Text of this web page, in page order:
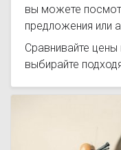
вы можете
предложения или
Сравнивайте цены
выбирайте